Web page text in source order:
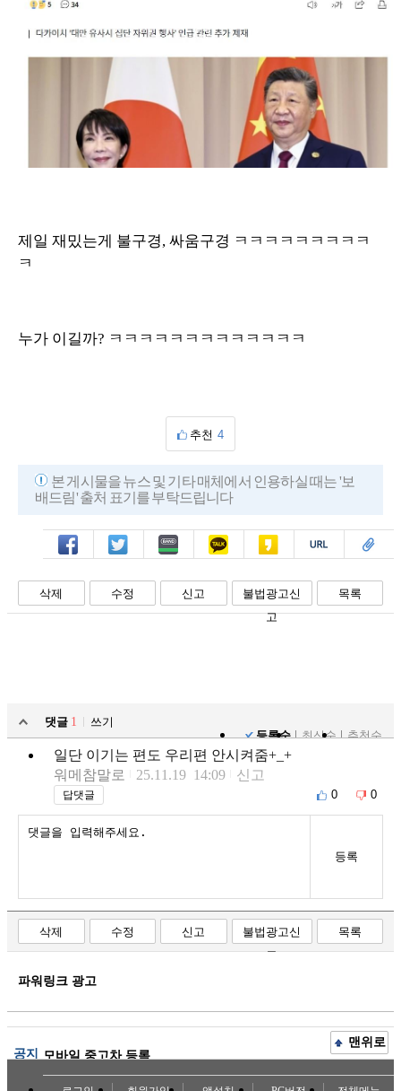
제일 재밌는게 불구경, 싸움구경 ㅋㅋㅋㅋㅋㅋㅋㅋㅋ
ㅋ
누가 이길까? ㅋㅋㅋㅋㅋㅋㅋㅋㅋㅋㅋㅋㅋ
추천 4
본 게시물을 뉴스 및 기타 매체에서 인용하실 때는 '보
배드림' 출처 표기를 부탁드립니다
페북 트윗 밴드 카톡 카스 복사 스크랩
삭제 수정 신고
불법광고신
고
목록
댓글 1
쓰기
등록순
최신순 추천순
일단 이기는 편도 우리편 안시켜줌+_+
워메참말로
25.11.19 14:09 신고
답댓글 0 0
등록
삭제 수정 신고
불법광고신
고
목록
파워링크 광고
공지 모바일 중고차 등록
맨위로